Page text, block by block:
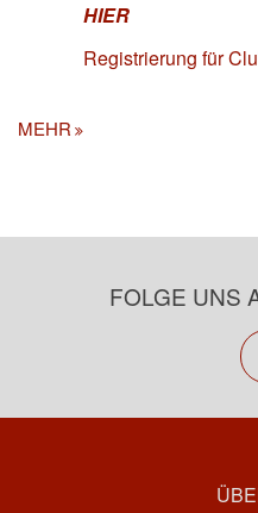
HIER
Registrierung für
MEHR
FOLGE UNS